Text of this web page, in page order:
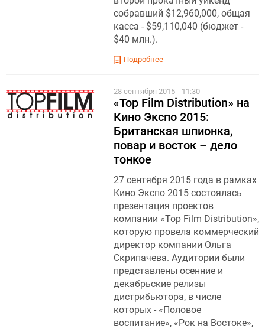
собравший $12,960,000, общая
касса - $59,110,040 (бюджет -
$40 млн.).
Подробнее
28 сентября 2015 11:30
«Top Film Distribution» на
Кино Экспо 2015:
Британская шпионка,
повар и восток – дело
тонкое
27 сентября 2015 года в рамках
Кино Экспо 2015 состоялась
презентация проектов
компании «Top Film Distribution»,
которую провела коммерческий
директор компании Ольга
Скрипачева. Аудитории были
представлены осенние и
декабрьские релизы
дистрибьютора, в числе
которых - «Половое
воспитание», «Рок на Востоке»,